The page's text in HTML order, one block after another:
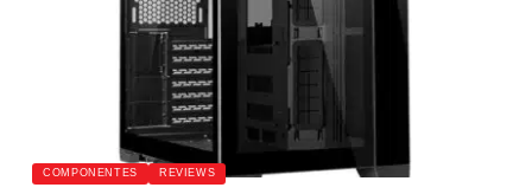
COMPONENTES REVIEWS